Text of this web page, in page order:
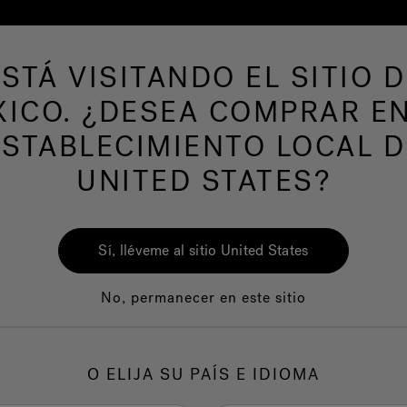
DE NATACION Nuestra marca Centro del
VISITANDO EL SITIO
¿DESEA COMPRAR
LOCAL
UNITED STATES?
Sí, lléveme al sitio United States
No, permanecer en este sitio
O ELIJA SU PAÍS E IDIOMA